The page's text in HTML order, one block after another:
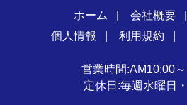
ホーム 会社概要
個人情報
利用規約
営業時間:AM10:00
定休日:毎週水曜日